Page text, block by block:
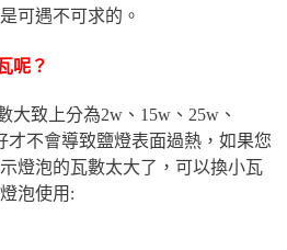
可遇不可求的。
呢？
大致上分為2w、15w、25w、
才不會導致鹽燈表面過熱，如果您
燈泡的瓦數太大了，可以換小瓦
泡使用: